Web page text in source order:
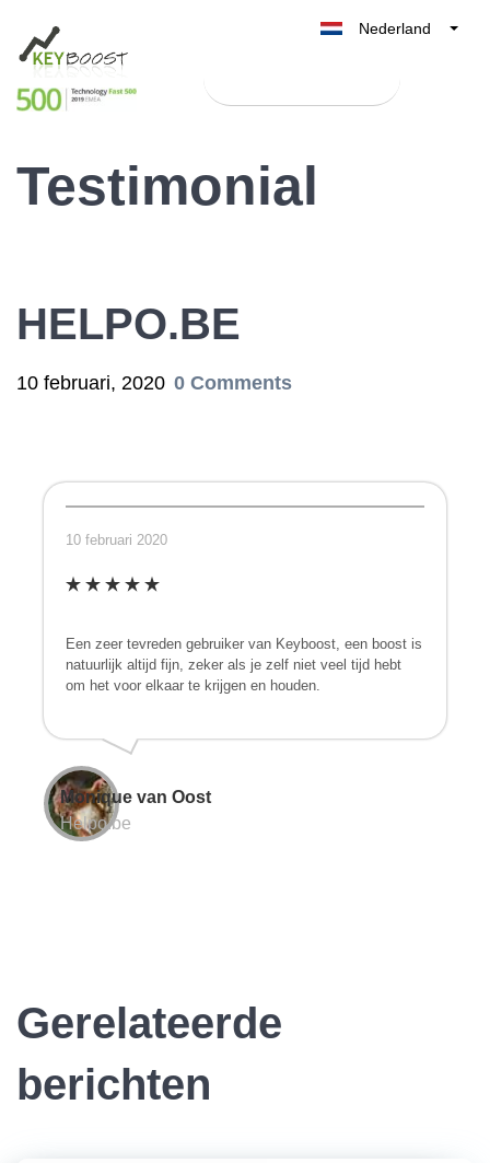
Nederland
België
Testimonial
HELPO.BE
10 februari, 2020 0 Comments
10 februari 2020
Een zeer tevreden gebruiker van Keyboost, een boost is
natuurlijk altijd fijn, zeker als je zelf niet veel tijd hebt
om het voor elkaar te krijgen en houden.
Monique van Oost
Helpo.be
Gerelateerde
berichten